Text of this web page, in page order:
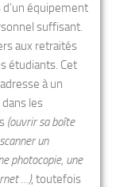
équipement
suffisant.
aux retraités
étudiants. Cet
à un
les
(ouvrir sa boîte
un
photocopie, une
…), toutefois